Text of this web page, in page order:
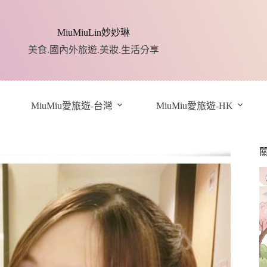
MiuMiuLin妙妙琳
美食.國內外旅遊.美妝.生活分享
MiuMiu愛旅遊-台灣 MiuMiu愛旅遊-HK